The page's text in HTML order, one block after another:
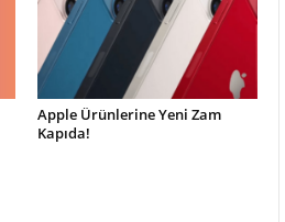
Apple Ürünlerine Yeni Zam
Kapıda!